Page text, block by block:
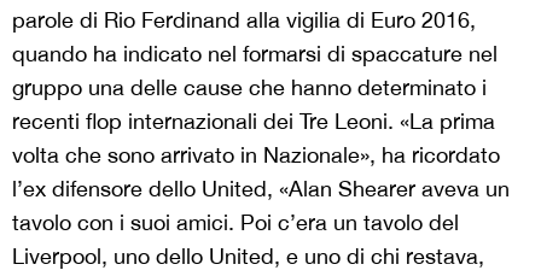
parole di Rio Ferdinand alla vigilia di Euro 2016,
quando ha indicato nel formarsi di spaccature nel
gruppo una delle cause che hanno determinato i
recenti flop internazionali dei Tre Leoni. «La prima
volta che sono arrivato in Nazionale», ha ricordato
l’ex difensore dello United, «Alan Shearer aveva un
tavolo con i suoi amici. Poi c’era un tavolo del
Liverpool, uno dello United, e uno di chi restava,